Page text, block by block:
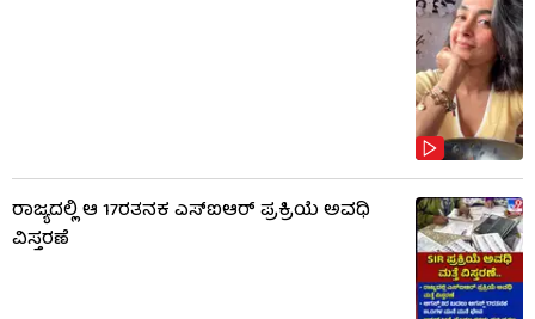
ರಾಜ್ಯದಲ್ಲಿ ಆ 17ರತನಕ ಎಸ್‌ಐಆರ್ ಪ್ರಕ್ರಿಯೆ ಅವಧಿ
ವಿಸ್ತರಣೆ